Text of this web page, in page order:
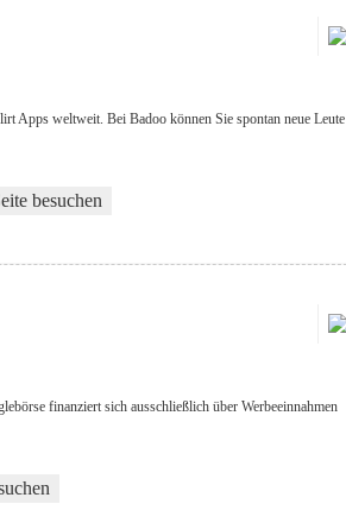
Apps weltweit. Bei Badoo können Sie spontan neue Leute
besuchen
finanziert sich ausschließlich über Werbeeinnahmen